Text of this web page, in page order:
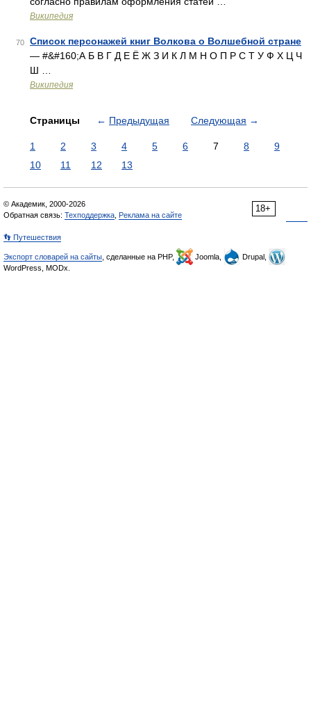
Википедия
70
Список персонажей книг Волкова о Волшебной стране
— #&#160;А Б В Г Д Е Ё Ж З И К Л М Н О П Р С Т У Ф Х Ц Ч
Ш …
Википедия
Страницы ← Предыдущая Следующая →
1 2 3 4 5 6 7 8
9
10
11 12 13
18+
© Академик, 2000-2026
Обратная связь: Техподдержка Реклама на сайте
👣 Путешествия
Экспорт словарей на сайты , сделанные на PHP, Joomla,
Drupal,
WordPress, MODx.